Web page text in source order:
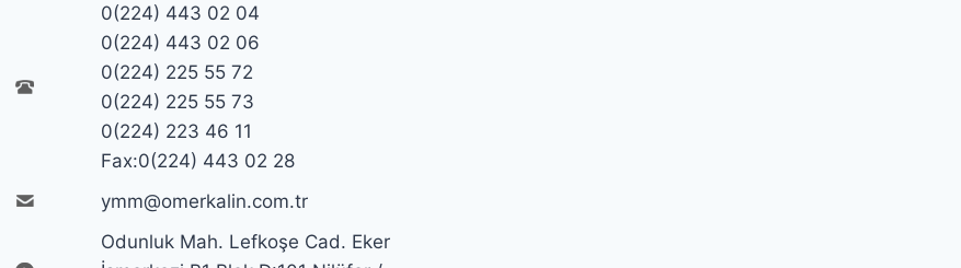
0(224) 443 02 04
0(224) 443 02 06
0(224) 225 55 72
0(224) 225 55 73
0(224) 223 46 11
Fax:0(224) 443 02 28
ymm@omerkalin.com.tr
Odunluk Mah. Lefkoşe Cad. Eker